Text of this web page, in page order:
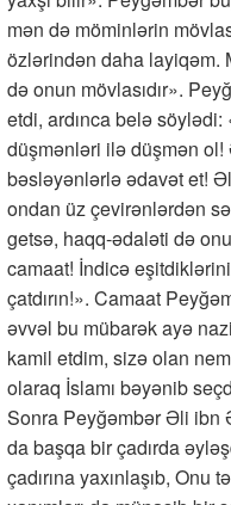
mən də möminlərin
özlərindən daha layiqəm.
də onun mövlasıdır».
etdi, ardınca belə
düşmənləri ilə düşmən
bəsləyənlərlə ədavət et!
ondan üz çevirənlərdən
getsə, haqq-ədaləti də
camaat! İndicə
çatdırın!». Camaat
əvvəl bu mübarək ayə
kamil etdim, sizə olan
olaraq İslamı bəyənib
Sonra Peyğəmbər Əli ibn
da başqa bir çadırda
çadırına yaxınlaşıb,